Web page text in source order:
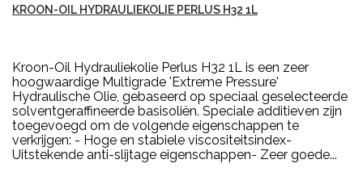
KROON-OIL HYDRAULIEKOLIE PERLUS H32 1L
Kroon-Oil Hydrauliekolie Perlus H32 1L is een zeer
hoogwaardige Multigrade 'Extreme Pressure'
Hydraulische Olie, gebaseerd op speciaal geselecteerde
solventgeraffineerde basisoliën. Speciale additieven zijn
toegevoegd om de volgende eigenschappen te
verkrijgen: - Hoge en stabiele viscositeitsindex-
Uitstekende anti-slijtage eigenschappen- Zeer goede...